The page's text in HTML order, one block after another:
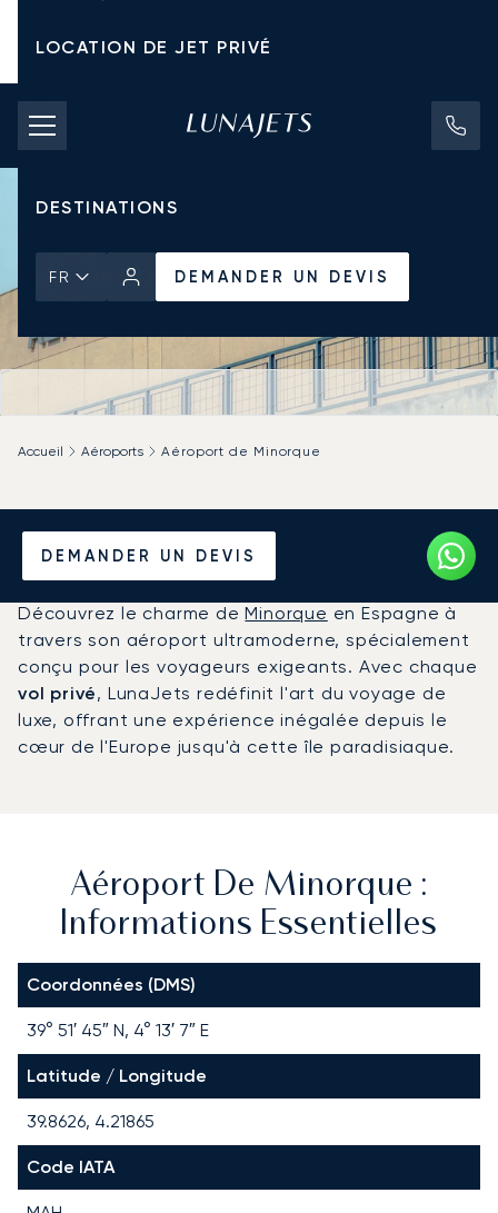
LOCATION DE JET PRIVÉ
TARIFS D'AFFRÈTEMENT
JETS PRIVÉS
DESTINATIONS
FR DEMANDER UN DEVIS
DEMANDER UN DEVIS
Accueil Aéroports Aéroport de Minorque
Louer un Jet Privé de/vers
l'Aéroport de Minorque
Découvrez le charme deMinorque en Espagne à
travers son aéroport ultramoderne, spécialement
conçu pour les voyageurs exigeants. Avec chaque
vol privé, LunaJets redéfinit l'art du voyage de
luxe, offrant une expérience inégalée depuis le
cœur de l'Europe jusqu'à cette île paradisiaque.
Aéroport De Minorque :
Informations Essentielles
Coordonnées (DMS)
39° 51′ 45″ N, 4° 13′ 7″ E
Latitude / Longitude
39.8626, 4.21865
Code IATA